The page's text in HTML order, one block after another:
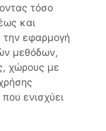
τόσο
και
την εφαρμογή
μεθόδων,
χώρους με
ενισχύει